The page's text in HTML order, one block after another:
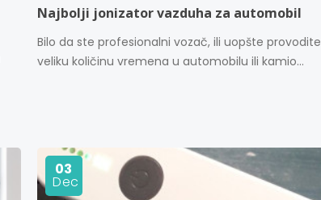
Najbolji jonizator vazduha za automobil
Bilo da ste profesionalni vozač, ili uopšte provodite
veliku količinu vremena u automobilu ili kamio...
03
Dec